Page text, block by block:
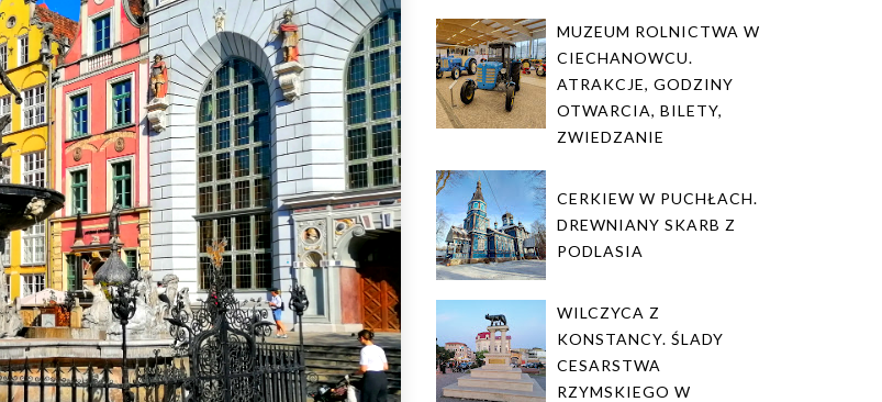
MUZEUM ROLNICTWA W
CIECHANOWCU.
ATRAKCJE, GODZINY
OTWARCIA, BILETY,
ZWIEDZANIE
CERKIEW W PUCHŁACH.
DREWNIANY SKARB Z
PODLASIA
WILCZYCA Z
KONSTANCY. ŚLADY
CESARSTWA
RZYMSKIEGO W